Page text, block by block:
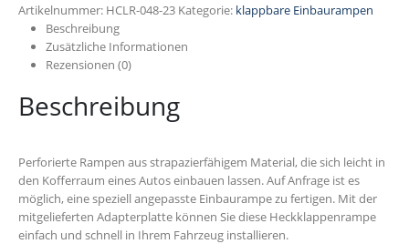
Artikelnummer: HCLR-048-23 Kategorie: klappbare Einbaurampen
Beschreibung
Zusätzliche Informationen
Rezensionen (0)
Beschreibung
Perforierte Rampen aus strapazierfähigem Material, die sich leicht in
den Kofferraum eines Autos einbauen lassen. Auf Anfrage ist es
möglich, eine speziell angepasste Einbaurampe zu fertigen. Mit der
mitgelieferten Adapterplatte können Sie diese Heckklappenrampe
einfach und schnell in Ihrem Fahrzeug installieren.